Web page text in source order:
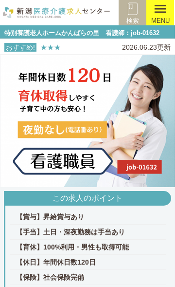
検索
menu
MENU
特別養護老人ホームかんばらの里 看護師：job-01632
おすすめ! ★★★ 2026.06.23更新
この求人のポイント
【賞与】昇給賞与あり
【手当】土日・深夜勤務は手当あり
【育休】100%利用・男性も取得可能
【休日】年間休日数120日
【保険】社会保険完備